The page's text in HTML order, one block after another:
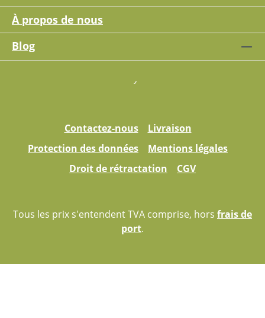
À propos de nous
Blog
Contactez-nous
Livraison
Protection des données
Mentions légales
Droit de rétractation
CGV
Tous les prix s'entendent TVA comprise, hors frais de
port.